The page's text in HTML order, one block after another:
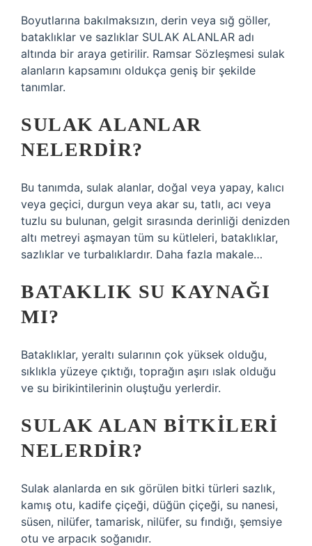
Boyutlarına bakılmaksızın, derin veya sığ göller,
bataklıklar ve sazlıklar SULAK ALANLAR adı
altında bir araya getirilir. Ramsar Sözleşmesi sulak
alanların kapsamını oldukça geniş bir şekilde
tanımlar.
SULAK ALANLAR
NELERDIR?
Bu tanımda, sulak alanlar, doğal veya yapay, kalıcı
veya geçici, durgun veya akar su, tatlı, acı veya
tuzlu su bulunan, gelgit sırasında derinliği denizden
altı metreyi aşmayan tüm su kütleleri, bataklıklar,
sazlıklar ve turbalıklardır. Daha fazla makale…
BATAKLIK SU KAYNAĞI
MI?
Bataklıklar, yeraltı sularının çok yüksek olduğu,
sıklıkla yüzeye çıktığı, toprağın aşırı ıslak olduğu
ve su birikintilerinin oluştuğu yerlerdir.
SULAK ALAN BITKILERI
NELERDIR?
Sulak alanlarda en sık görülen bitki türleri sazlık,
kamış otu, kadife çiçeği, düğün çiçeği, su nanesi,
süsen, nilüfer, tamarisk, nilüfer, su fındığı, şemsiye
otu ve arpacık soğanıdır.